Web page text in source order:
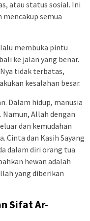
atau status sosial. Ini
mencakup semua
membuka pintu
ke jalan yang benar.
tidak terbatas,
kesalahan besar.
Dalam hidup, manusia
Allah dengan
dan kemudahan
Cinta dan Kasih Sayang
dalam diri orang tua
hewan adalah
yang diberikan
Sifat Ar-